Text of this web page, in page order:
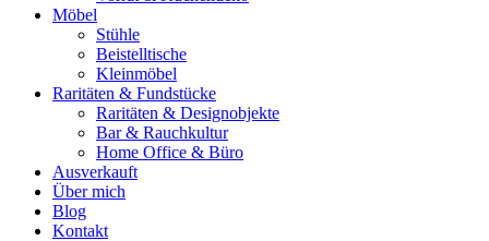
Möbel
Stühle
Beistelltische
Kleinmöbel
Raritäten & Fundstücke
Raritäten & Designobjekte
Bar & Rauchkultur
Home Office & Büro
Ausverkauft
Über mich
Blog
Kontakt